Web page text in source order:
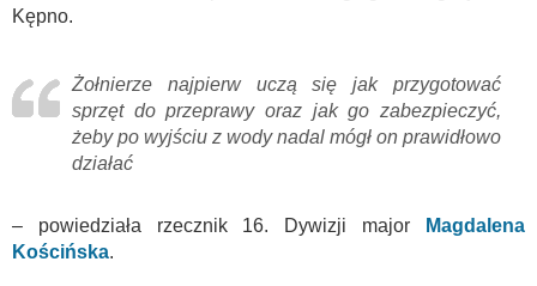
Kępno.
Żołnierze najpierw uczą się jak przygotować
sprzęt do przeprawy oraz jak go zabezpieczyć,
żeby po wyjściu z wody nadal mógł on prawidłowo
działać
– powiedziała rzecznik 16. Dywizji major
Magdalena
Kościńska.